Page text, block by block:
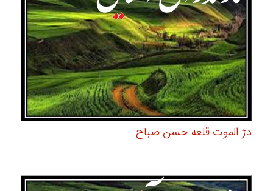
دژ الموت قلعه حسن صباح